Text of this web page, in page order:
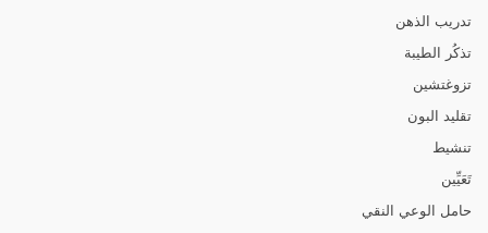
تدريب الذهن
تذكُر الطيبة
تزوغتشين
تقليد البون
تنشيط
تَعَيِّين
حامل الوعي النقي